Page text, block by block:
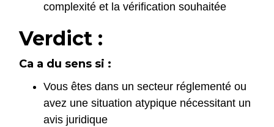
complexité et la vérification souhaitée
Verdict :
Ca a du sens si :
Vous êtes dans un secteur réglementé ou
avez une situation atypique nécessitant un
avis juridique